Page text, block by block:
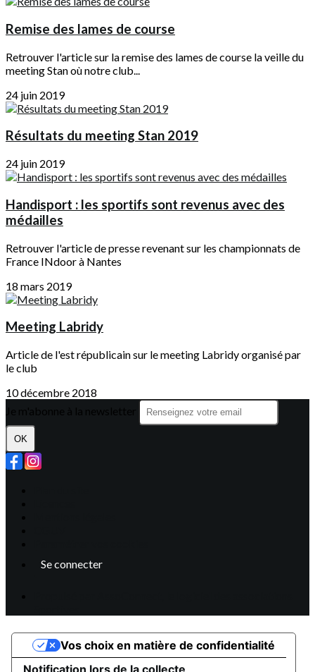
Remise des lames de course
Retrouver l'article sur la remise des lames de course la veille du
meeting Stan où notre club...
24 juin 2019
Résultats du meeting Stan 2019
24 juin 2019
Handisport : les sportifs sont revenus avec des
médailles
Retrouver l'article de presse revenant sur les championnats de
France INdoor à Nantes
18 mars 2019
Meeting Labridy
Article de l'est républicain sur le meeting Labridy organisé par
le club
10 décembre 2018
OK
Se connecter
Vos choix en matière de confidentialité